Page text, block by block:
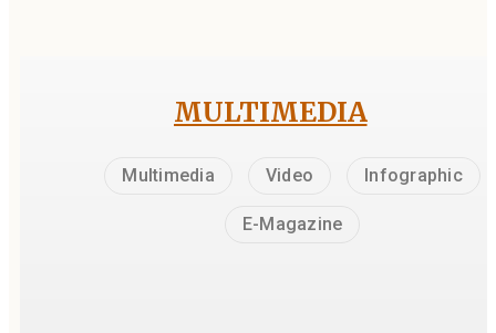
MULTIMEDIA
Multimedia Video Infographic
E-Magazine